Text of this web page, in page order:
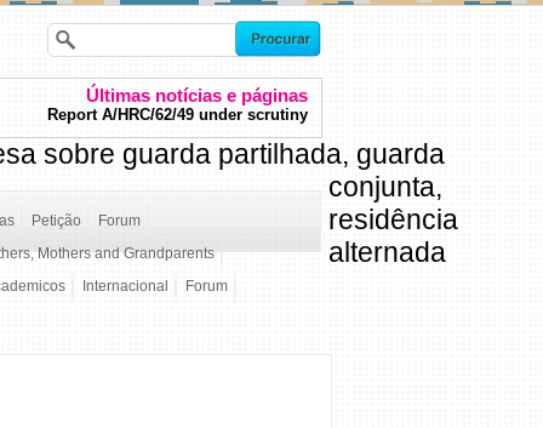
Últimas notícias e páginas
Report A/HRC/62/49 under scrutiny
Petição
Forum
Mothers and Grandparents
Internacional Forum
sobre guarda partilhada, guarda
conjunta,
residência
alternada